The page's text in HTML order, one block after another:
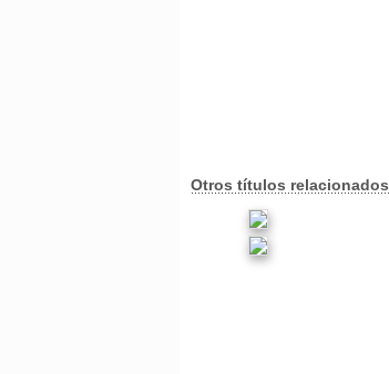
Otros títulos relacionados